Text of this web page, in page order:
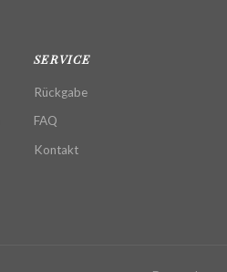
SERVICE
Rückgabe
FAQ
Kontakt